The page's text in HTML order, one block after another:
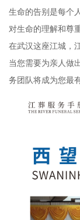
生命的告别是每个
对生命的理解和尊重
在武汉这座江城，
当您需要为亲人做
务团队将成为您最